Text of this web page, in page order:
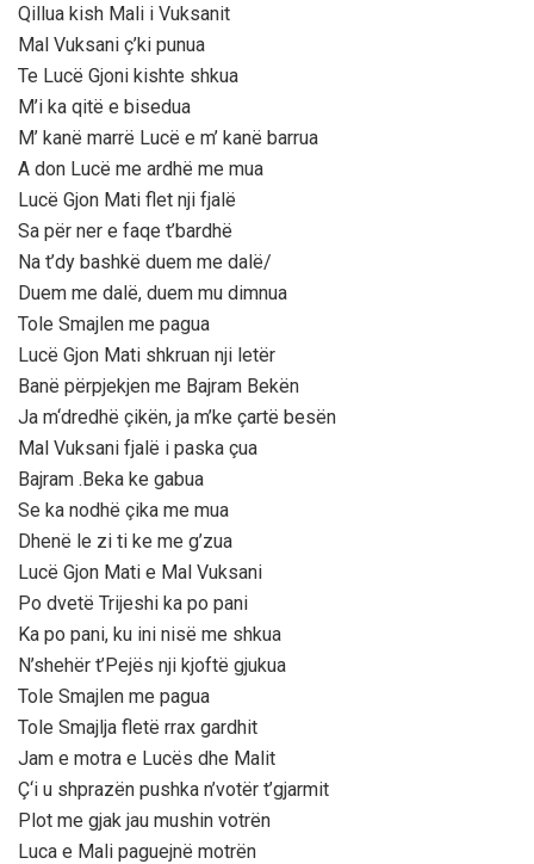
Qillua kish Mali i Vuksanit
Mal Vuksani ç’ki punua
Te Lucë Gjoni kishte shkua
M’i ka qitë e bisedua
M’ kanë marrë Lucë e m’ kanë barrua
A don Lucë me ardhë me mua
Lucë Gjon Mati flet nji fjalë
Sa për ner e faqe t’bardhë
Na t’dy bashkë duem me dalë/
Duem me dalë, duem mu dimnua
Tole Smajlen me pagua
Lucë Gjon Mati shkruan nji letër
Banë përpjekjen me Bajram Bekën
Ja m‘dredhë çikën, ja m’ke çartë besën
Mal Vuksani fjalë i paska çua
Bajram .Beka ke gabua
Se ka nodhë çika me mua
Dhenë le zi ti ke me g’zua
Lucë Gjon Mati e Mal Vuksani
Po dvetë Trijeshi ka po pani
Ka po pani, ku ini nisë me shkua
N’shehër t’Pejës nji kjoftë gjukua
Tole Smajlen me pagua
Tole Smajlja fletë rrax gardhit
Jam e motra e Lucës dhe Malit
Ç‘i u shprazën pushka n’votër t’gjarmit
Plot me gjak jau mushin votrën
Luca e Mali paguejnë motrën